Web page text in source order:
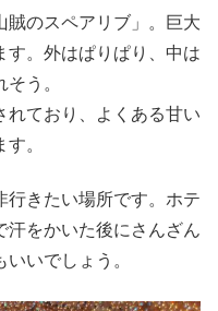
賊のスペアリブ」。巨大
す。外はぱりぱり、中は
う。
れており、よくある甘い
。
行きたい場所です。ホテ
汗をかいた後にさんざん
いでしょう。